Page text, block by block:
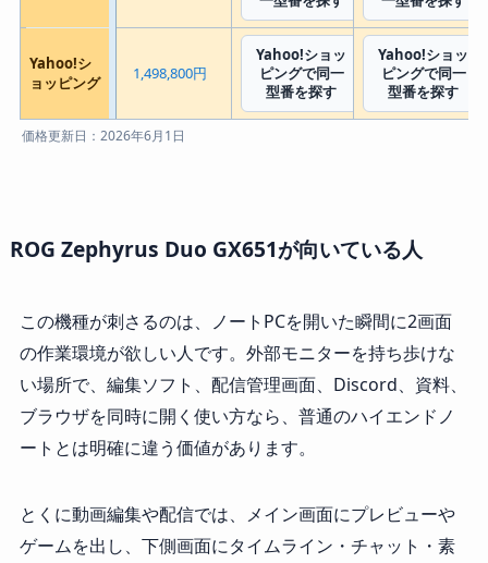
Yahoo!シ
ョッピング
1,498,800円
Yahoo!ショッ
ピングで同一
型番を探す
Yahoo!ショッ
ピングで同一
型番を探す
価格更新日：2026年6月1日
ROG Zephyrus Duo GX651が向いている人
この機種が刺さるのは、ノートPCを開いた瞬間に2画面
の作業環境が欲しい人です。外部モニターを持ち歩けな
い場所で、編集ソフト、配信管理画面、Discord、資料、
ブラウザを同時に開く使い方なら、普通のハイエンドノ
ートとは明確に違う価値があります。
とくに動画編集や配信では、メイン画面にプレビューや
ゲームを出し、下側画面にタイムライン・チャット・素